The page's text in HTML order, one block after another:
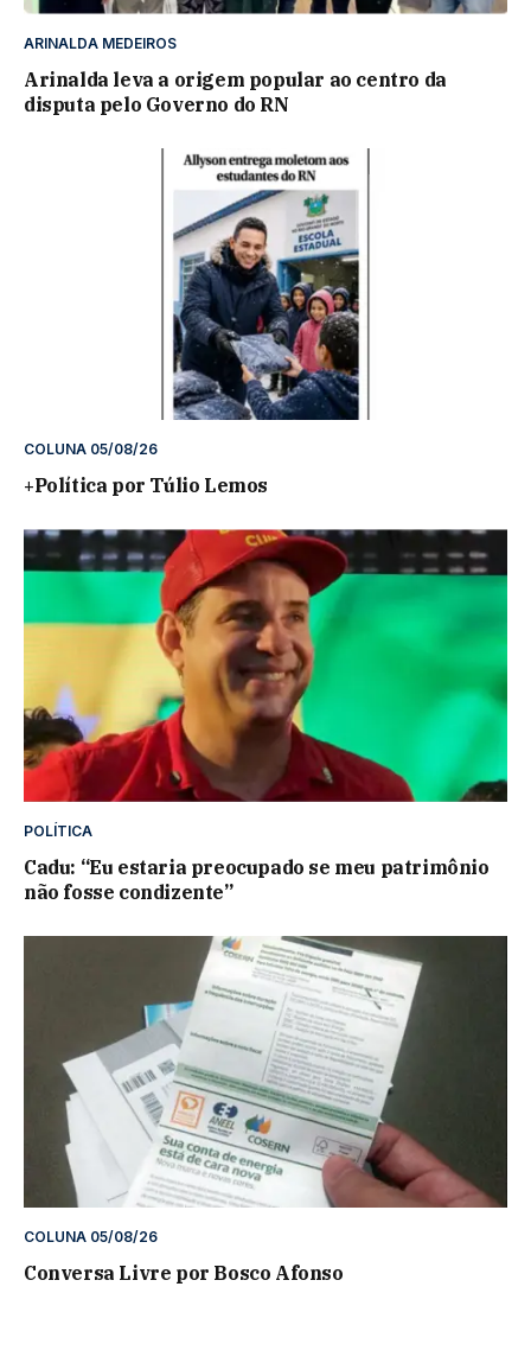
ARINALDA MEDEIROS
Arinalda leva a origem popular ao centro da
disputa pelo Governo do RN
COLUNA 05/08/26
+Política por Túlio Lemos
POLÍTICA
Cadu: “Eu estaria preocupado se meu patrimônio
não fosse condizente”
COLUNA 05/08/26
Conversa Livre por Bosco Afonso